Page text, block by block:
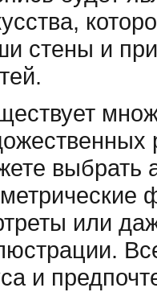
стены и
выбрать
или
и